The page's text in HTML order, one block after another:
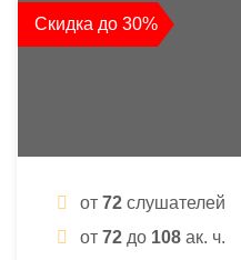
Скидка до 30%
от 72 слушателей
от 72 до 108 ак. ч.